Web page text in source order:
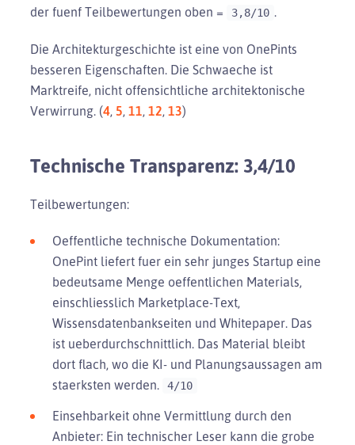
der fuenf Teilbewertungen oben =
3,8/10 .
Die Architekturgeschichte ist eine von OnePints
besseren Eigenschaften. Die Schwaeche ist
Marktreife, nicht offensichtliche architektonische
Verwirrung. (4, 5, 11, 12, 13)
Technische Transparenz: 3,4/10
Teilbewertungen:
Oeffentliche technische Dokumentation:
OnePint liefert fuer ein sehr junges Startup eine
bedeutsame Menge oeffentlichen Materials,
einschliesslich Marketplace-Text,
Wissensdatenbankseiten und Whitepaper. Das
ist ueberdurchschnittlich. Das Material bleibt
dort flach, wo die KI- und Planungsaussagen am
staerksten werden.
4/10
Einsehbarkeit ohne Vermittlung durch den
Anbieter: Ein technischer Leser kann die grobe